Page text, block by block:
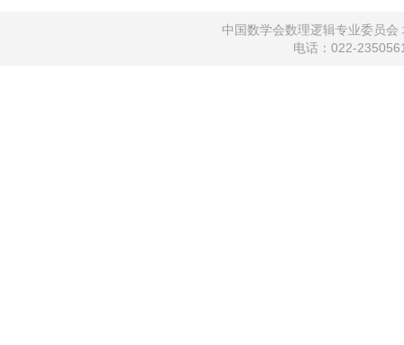
中国数学会数理逻辑专业委员
电话：022-